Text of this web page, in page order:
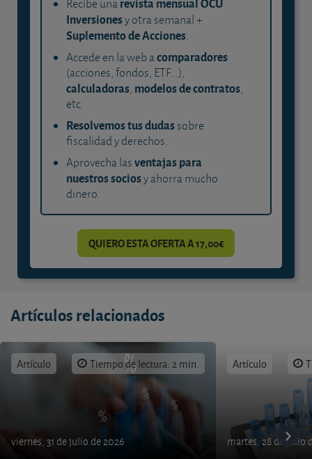
Recibe una
Inversionesy otra semanal +
Suplemento de Acciones.
Accede en la web acomparadores
(acciones, fondos, ETF...),
calculadoras, modelos de contratos,
etc.
Resolvemos tus dudassobre
fiscalidad y derechos.
Aprovecha lasventajas para
nuestros sociosy ahorra mucho
dinero.
QUIERO ESTA OFERTA A 17,00€
Artículos relacionados
Artículo Tiempo de lectura: 2 min.
viernes, 31 de julio de 2026
Artículo
martes, 28 de julio